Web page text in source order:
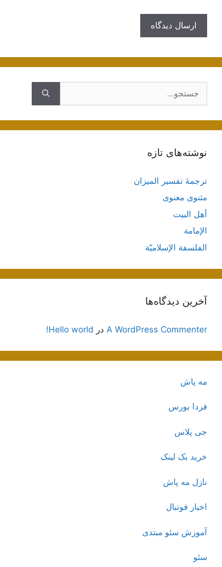
نوشته‌های تازه
ترجمۀ تفسیر المیزان
مثنوی معنوی
أهل البيت
الإمامة
الفلسفة الإسلاميّة
آخرین دیدگاه‌ها
A WordPress Commenter در Hello world!
مه پاش
فردا بورس
جی پلاس
خرید بک لینک
نازل مه پاش
اخبار فوتبال
آموزش سئو مبتدی
سئو